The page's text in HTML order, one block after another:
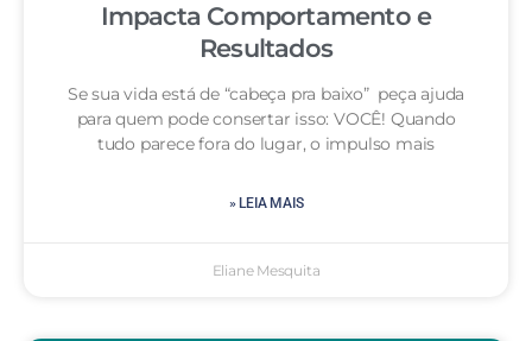
Impacta Comportamento e
Resultados
Se sua vida está de “cabeça pra baixo” peça ajuda
para quem pode consertar isso: VOCÊ! Quando
tudo parece fora do lugar, o impulso mais
» LEIA MAIS
Eliane Mesquita